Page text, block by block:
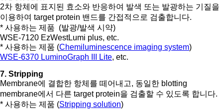
2차 항체에 표지된 효소와 반응하여 발색 또는 발광하는 기질을
이용하여 target protein 밴드를 간접적으로 검출합니다.
* 사용하는 제품 (발광/발색 시약)
WSE-7120 EzWestLumi plus, etc.
* 사용하는 제품 (Chemiluminescence imaging system)
WSE-6370 LuminoGraph III Lite, etc.
7. Stripping
Membrane에 결합한 항체를 떼어내고, 동일한 blotting
membrane에서 다른 target protein을 검출할 수 있도록 합니다.
* 사용하는 제품 (Stripping solution)